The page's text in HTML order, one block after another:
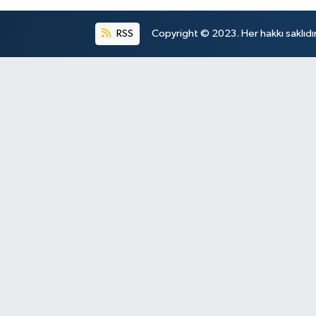
RSS Copyright © 2023. Her hakkı